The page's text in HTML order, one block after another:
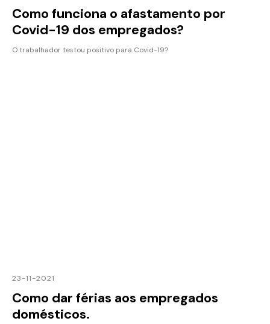
Como funciona o afastamento por
Covid-19 dos empregados?
O trabalhador testou positivo para Covid-19?
23-11-2021
Como dar férias aos empregados
domésticos.